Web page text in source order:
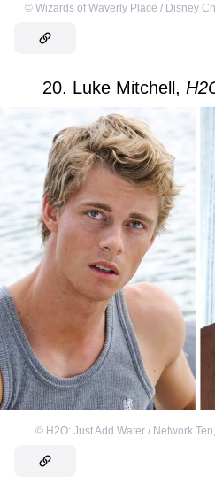
© Wizards of Waverly Place / Disney
20. Luke Mitchell,
© H2O: Just Add Water / Network Ten,